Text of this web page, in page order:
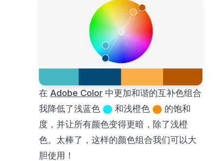
在 Adobe Color 中更加和谐的互补色组合
我降低了浅蓝色 ⬤ 和浅橙色 ⬤ 的饱和
度，并让所有颜色变得更暗，除了浅橙
色。太棒了，这样的颜色组合我们可以大
胆使用！